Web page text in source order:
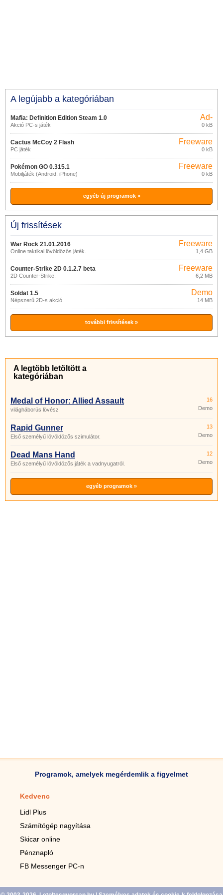
A legújabb a kategóriában
Mafia: Definition Edition Steam 1.0
Akció PC-s játék
Ad-
supported
0 kB
Cactus McCoy 2 Flash
PC játék
Freeware
0 kB
Pokémon GO 0.315.1
Mobiljáték (Android, iPhone)
Freeware
0 kB
egyéb új programok »
Új frissítések
War Rock 21.01.2016
Online taktikai lövöldözős játék.
Freeware
1,4 GB
Counter-Strike 2D 0.1.2.7 beta
2D Counter-Strike.
Freeware
6,2 MB
Soldat 1.5
Népszerű 2D-s akció.
Demo
14 MB
további frissítések »
A legtöbb letöltött a
kategóriában
Medal of Honor: Allied Assault
világháborús lövész
16
Demo
Rapid Gunner
Első személyű lövöldözős szimulátor.
13
Demo
Dead Mans Hand
Első személyű lövöldözős játék a vadnyugatról.
12
Demo
egyéb programok »
Programok, amelyek megérdemlik a figyelmet
Kedvenc
Lidl Plus
Számítógép nagyítása
Skicar online
Pénznapló
FB Messenger PC-n